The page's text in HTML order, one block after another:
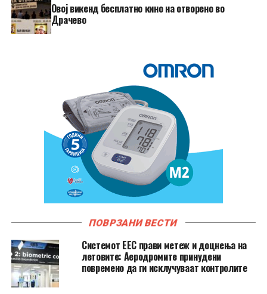
​Овој викенд бесплатно кино на отворено во
Драчево
ПОВРЗАНИ ВЕСТИ
Системот ЕЕС прави метеж и доцнења на
летовите: Аеродромите принудени
повремено да ги исклучуваат контролите